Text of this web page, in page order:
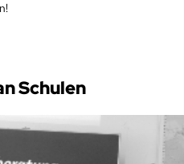
Schulen